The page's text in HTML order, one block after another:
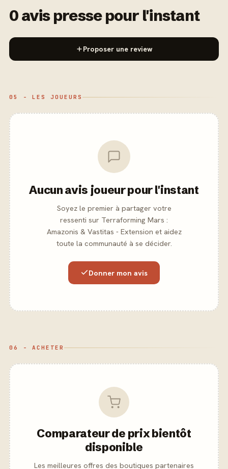
0 avis presse pour l'instant
Proposer une review
05 - LES JOUEURS
Aucun avis joueur pour l'instant
Soyez le premier à partager votre
ressenti sur Terraforming Mars :
Amazonis & Vastitas - Extension et aidez
toute la communauté à se décider.
Donner mon avis
06 - ACHETER
Comparateur de prix bientôt
disponible
Les meilleures offres des boutiques partenaires